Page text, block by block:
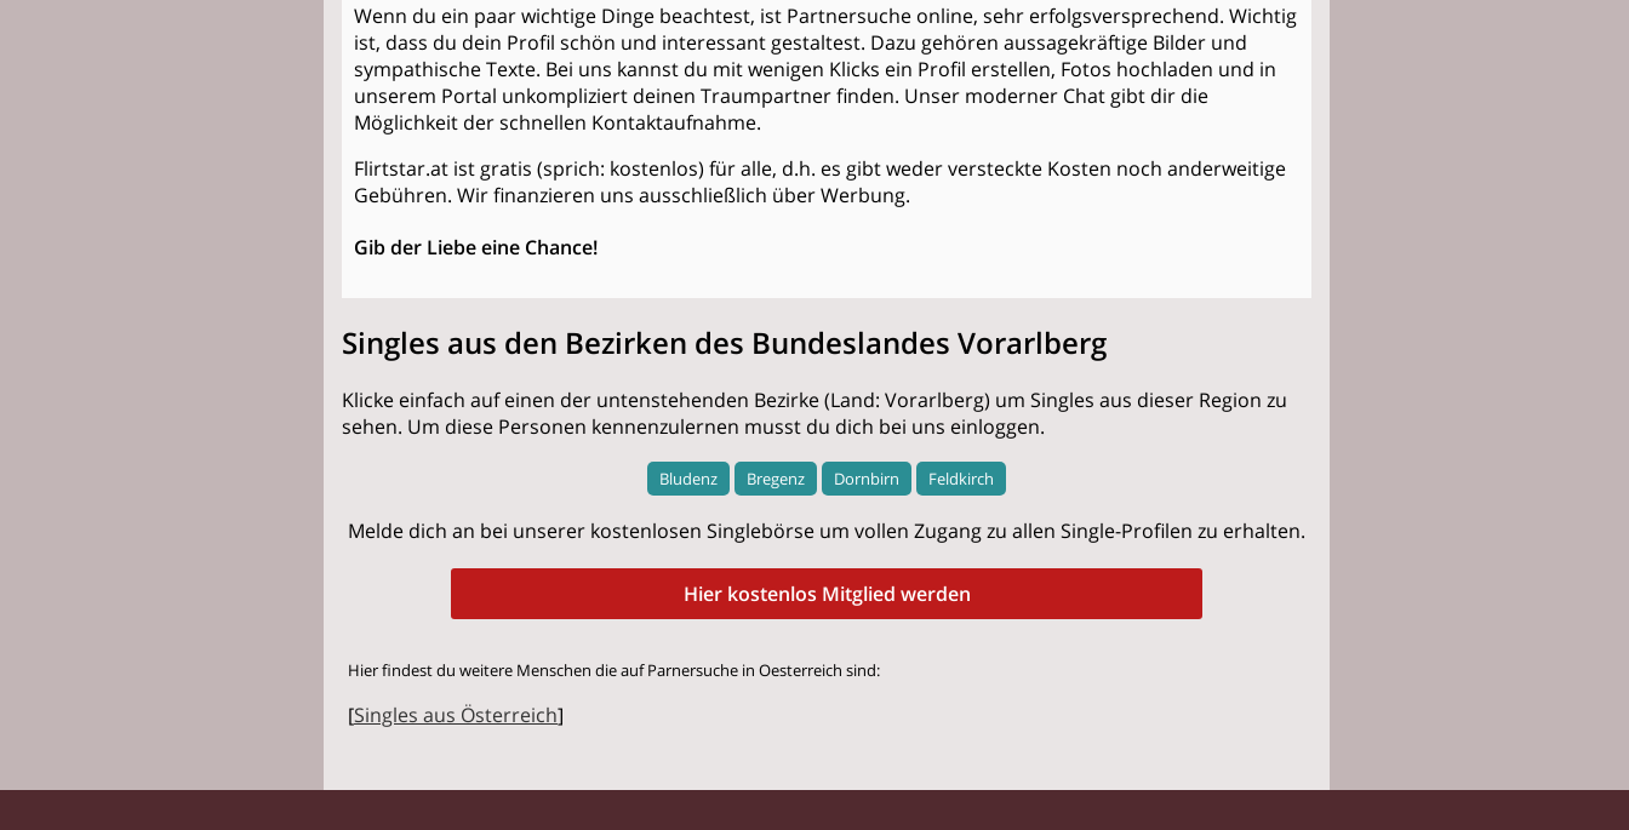
Wenn du ein paar wichtige Dinge beachtest, ist Partnersuche online, sehr erfolgsversprechend. Wichtig
ist, dass du dein Profil schön und interessant gestaltest. Dazu gehören aussagekräftige Bilder und
sympathische Texte. Bei uns kannst du mit wenigen Klicks ein Profil erstellen, Fotos hochladen und in
unserem Portal unkompliziert deinen Traumpartner finden. Unser moderner Chat gibt dir die
Möglichkeit der schnellen Kontaktaufnahme.
Flirtstar.at ist gratis (sprich: kostenlos) für alle, d.h. es gibt weder versteckte Kosten noch anderweitige
Gebühren. Wir finanzieren uns ausschließlich über Werbung.
Gib der Liebe eine Chance!
Singles aus den Bezirken des Bundeslandes Vorarlberg
Klicke einfach auf einen der untenstehenden Bezirke (Land: Vorarlberg) um Singles aus dieser Region zu
sehen. Um diese Personen kennenzulernen musst du dich bei uns einloggen.
Bludenz Bregenz Dornbirn Feldkirch
Melde dich an bei unserer kostenlosen Singlebörse um vollen Zugang zu allen Single-Profilen zu erhalten.
Hier kostenlos Mitglied werden
Hier findest du weitere Menschen die auf Parnersuche in Oesterreich sind:
[Singles aus Österreich]